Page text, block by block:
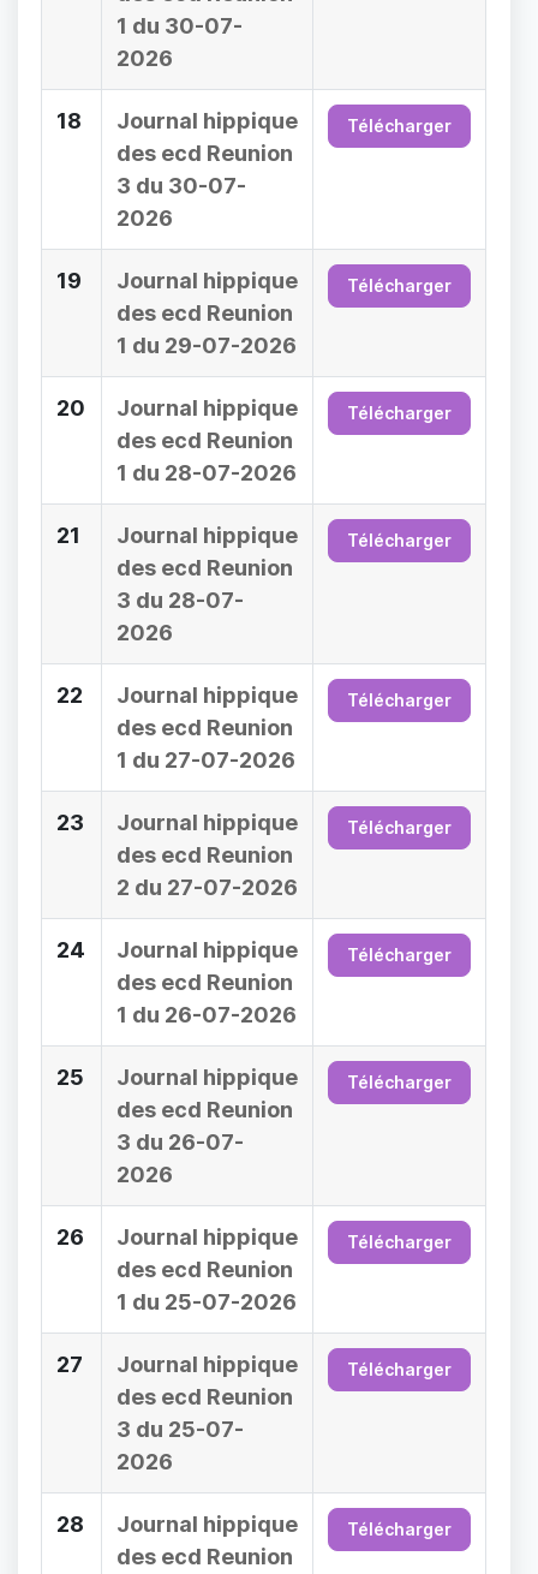
1 du 30-07-
2026
18
Journal hippique
des ecd Reunion
3 du 30-07-
2026
Télécharger
19
Journal hippique
des ecd Reunion
1 du 29-07-2026
Télécharger
20
Journal hippique
des ecd Reunion
1 du 28-07-2026
Télécharger
21
Journal hippique
des ecd Reunion
3 du 28-07-
2026
Télécharger
22
Journal hippique
des ecd Reunion
1 du 27-07-2026
Télécharger
23
Journal hippique
des ecd Reunion
2 du 27-07-2026
Télécharger
24
Journal hippique
des ecd Reunion
1 du 26-07-2026
Télécharger
25
Journal hippique
des ecd Reunion
3 du 26-07-
2026
Télécharger
26
Journal hippique
des ecd Reunion
1 du 25-07-2026
Télécharger
27
Journal hippique
des ecd Reunion
3 du 25-07-
2026
Télécharger
28
Journal hippique
des ecd Reunion
Télécharger